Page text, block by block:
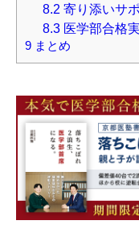
8.2 寄り添いサ
8.3医学部合格
9 まとめ